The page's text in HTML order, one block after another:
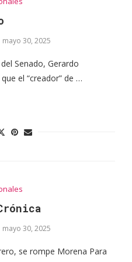
mayo 30, 2025
Senado, Gerardo
el “creador” de …
mayo 30, 2025
se rompe Morena Para